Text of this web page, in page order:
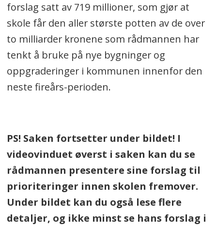
forslag satt av 719 millioner, som gjør at
skole får den aller største potten av de over
to milliarder kronene som rådmannen har
tenkt å bruke på nye bygninger og
oppgraderinger i kommunen innenfor den
neste fireårs-perioden.
PS! Saken fortsetter under bildet! I
videovinduet øverst i saken kan du se
rådmannen presentere sine forslag til
prioriteringer innen skolen fremover.
Under bildet kan du også lese flere
detaljer, og ikke minst se hans forslag i